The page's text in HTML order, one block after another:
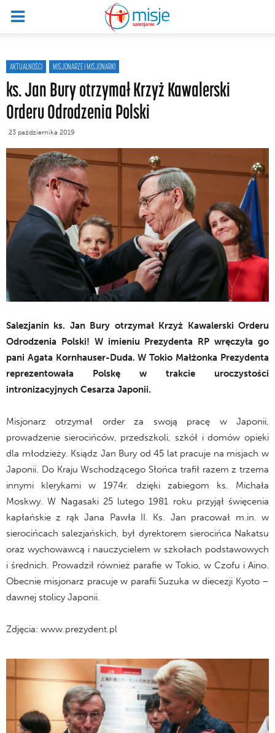
AKTUALNOŚCI MISJONARZE I MISJONARKI
ks. Jan Bury otrzymał Krzyż Kawalerski
Orderu Odrodzenia Polski
23 października 2019
Salezjanin ks. Jan Bury otrzymał Krzyż Kawalerski Orderu
Odrodzenia Polski! W imieniu Prezydenta RP wręczyła go
pani Agata Kornhauser-Duda. W Tokio Małżonka Prezydenta
reprezentowała Polskę w trakcie uroczystości
intronizacyjnych Cesarza Japonii.
Misjonarz otrzymał order za swoją pracę w Japonii,
prowadzenie sierocińców, przedszkoli, szkół i domów opieki
dla młodzieży. Ksiądz Jan Bury od 45 lat pracuje na misjach w
Japonii. Do Kraju Wschodzącego Słońca trafił razem z trzema
innymi klerykami w 1974r. dzięki zabiegom ks. Michała
Moskwy. W Nagasaki 25 lutego 1981 roku przyjął święcenia
kapłańskie z rąk Jana Pawła II. Ks. Jan pracował m.in. w
sierocińcach salezjańskich, był dyrektorem sierocińca Nakatsu
oraz wychowawcą i nauczycielem w szkołach podstawowych
i średnich. Prowadził również parafie w Tokio, w Czofu i Aino.
Obecnie misjonarz pracuje w parafii Suzuka w diecezji Kyoto –
dawnej stolicy Japonii.
Zdjęcia: www.prezydent.pl